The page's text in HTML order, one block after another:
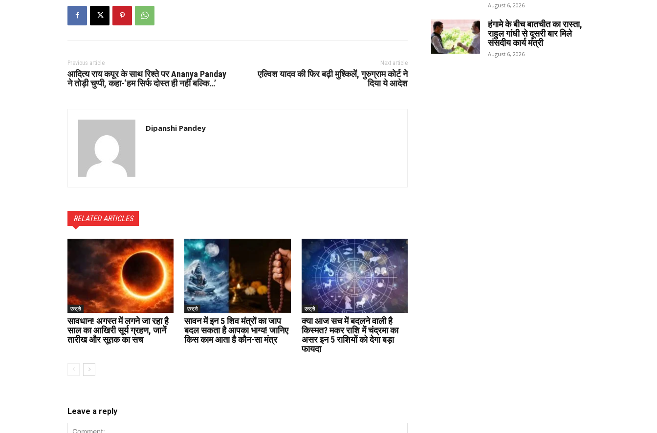
Previous article
आदित्य राय कपूर के साथ रिश्ते पर Ananya Panday
ने तोड़ी चुप्पी, कहा-‘हम सिर्फ दोस्त ही नहीं बल्कि…’
Next article
एल्विश यादव की फिर बढ़ी मुश्किलें, गुरुग्राम कोर्ट ने
दिया ये आदेश
Dipanshi Pandey
RELATED ARTICLES
एस्ट्रो
सावधान! अगस्त में लगने जा रहा है
साल का आखिरी सूर्य ग्रहण, जानें
तारीख और सूतक का सच
एस्ट्रो
सावन में इन 5 शिव मंत्रों का जाप
बदल सकता है आपका भाग्य! जानिए
किस काम आता है कौन-सा मंत्र
एस्ट्रो
क्या आज सच में बदलने वाली है
किस्मत? मकर राशि में चंद्रमा का
असर इन 5 राशियों को देगा बड़ा
फायदा
Leave a reply
August 6, 2026
हंगामे के बीच बातचीत का रास्ता,
राहुल गांधी से दूसरी बार मिले
संसदीय कार्य मंत्री
August 6, 2026